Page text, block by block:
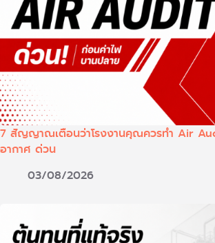
7 สัญญาณเตือนว่าโรงงานคุณควรทำ Air
อากาศ ด่วน
03/08/2026